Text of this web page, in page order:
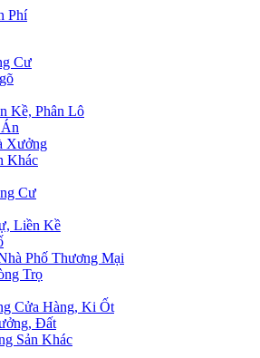
Cư
Kề, Phân Lô
Xưởng
Khác
Cư
Liền Kề
Phố Thương Mại
Trọ
Cửa Hàng, Ki Ốt
Đất
Sản Khác